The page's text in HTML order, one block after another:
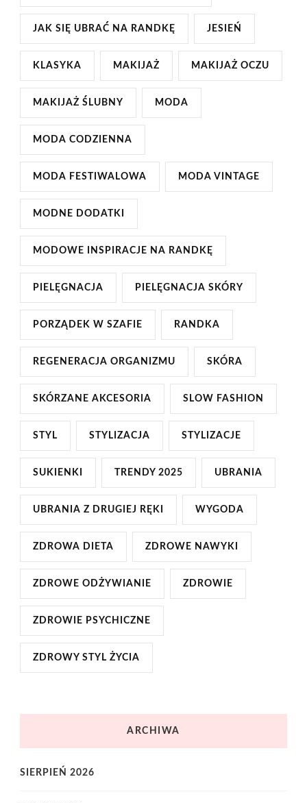
JAK SIĘ UBRAĆ NA RANDKĘ JESIEŃ
KLASYKA MAKIJAŻ MAKIJAŻ OCZU
MAKIJAŻ ŚLUBNY MODA
MODA CODZIENNA
MODA FESTIWALOWA MODA VINTAGE
MODNE DODATKI
MODOWE INSPIRACJE NA RANDKĘ
PIELĘGNACJA PIELĘGNACJA SKÓRY
PORZĄDEK W SZAFIE RANDKA
REGENERACJA ORGANIZMU SKÓRA
SKÓRZANE AKCESORIA SLOW FASHION
STYL STYLIZACJA STYLIZACJE
SUKIENKI TRENDY 2025 UBRANIA
UBRANIA Z DRUGIEJ RĘKI WYGODA
ZDROWA DIETA ZDROWE NAWYKI
ZDROWE ODŻYWIANIE ZDROWIE
ZDROWIE PSYCHICZNE
ZDROWY STYL ŻYCIA
ARCHIWA
SIERPIEŃ 2026